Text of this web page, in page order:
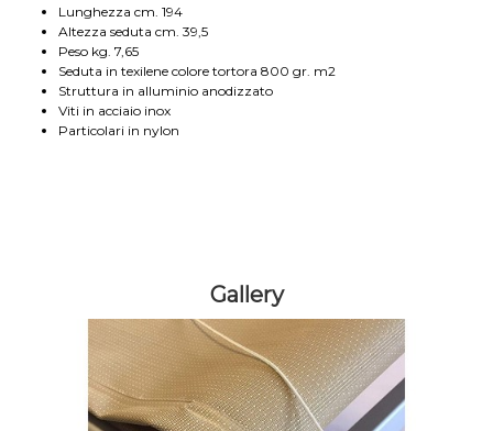
Lunghezza cm. 194
Altezza seduta cm. 39,5
Peso kg. 7,65
Seduta in texilene colore tortora 800 gr. m2
Struttura in alluminio anodizzato
Viti in acciaio inox
Particolari in nylon
Gallery